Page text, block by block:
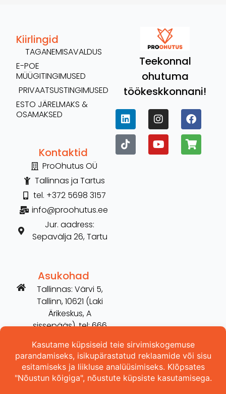
Teekonnal
ohutuma
töökeskkonnani!
Kontaktid
ProOhutus OÜ
Tallinnas ja Tartus
tel. +372 5698 3157
info@proohutus.ee
Jur. aadress:
Sepavälja 26, Tartu
Kiirlingid
TAGANEMISAVALDUS
E-POE
MÜÜGITINGIMUSED
PRIVAATSUSTINGIMUSED
ESTO JÄRELMAKS &
OSAMAKSED
Asukohad
Tallinnas: Värvi 5,
Tallinn, 10621 (Laki
Ärikeskus, A
sissepääs), tel: 666
Tartus: Võru 254,
Tartu, 50115 (vana
Hilarise maja), tel: